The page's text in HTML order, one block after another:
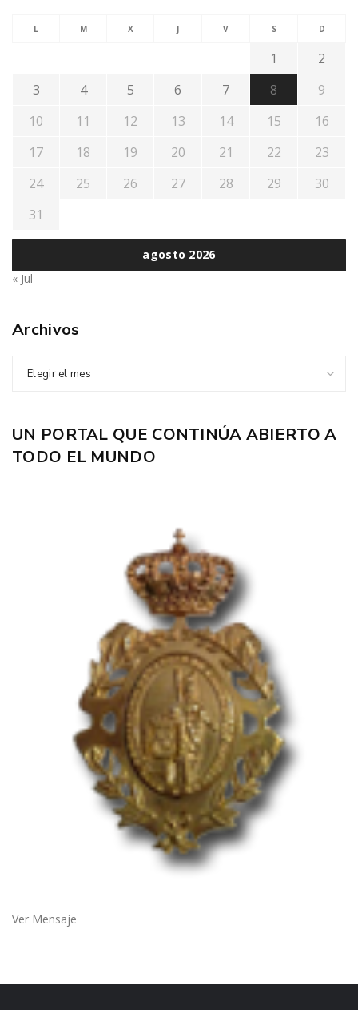
agosto 2026
L M X J V S D
1
2
3
4 5 6 7 8
9
10
11 12 13 14 15
16
17
18 19 20 21 22
23
24
25 26 27 28 29
30
31
« Jul
Archivos
Elegir el mes
UN PORTAL QUE CONTINÚA ABIERTO A
TODO EL MUNDO
Ver Mensaje